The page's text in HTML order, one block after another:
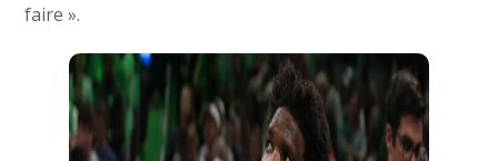
faire ».